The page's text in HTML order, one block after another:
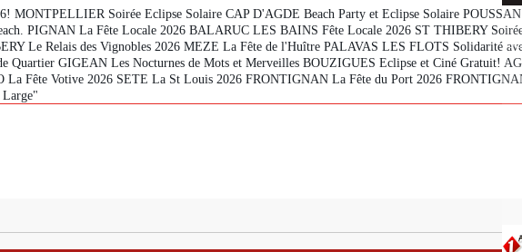
MONTPELLIER Soirée Eclipse Solaire CAP D'AGDE Beach Party et Eclipse Solaire
PIGNAN La Fête Locale 2026 BALARUC LES BAINS Fête Locale 2026 ST THIBERY
Le Relais des Vignobles 2026 MEZE La Fête de l'Huître PALAVAS LES FLOTS Solidarité
Quartier GIGEAN Les Nocturnes de Mots et Merveilles BOUZIGUES Eclipse et Ciné Gratuit!
La Fête Votive 2026 SETE La St Louis 2026 FRONTIGNAN La Fête du Port 2026